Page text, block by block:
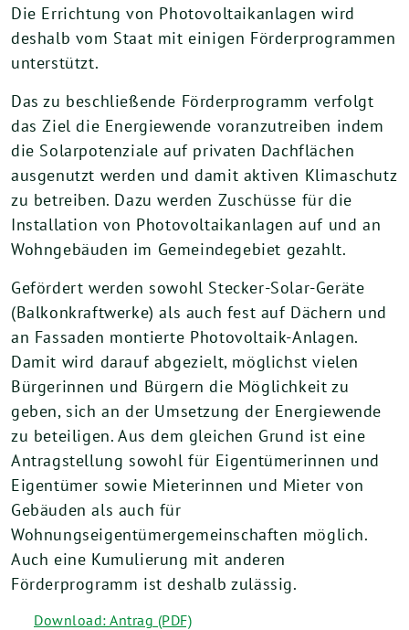
Die Errichtung von Photovoltaikanlagen wird
deshalb vom Staat mit einigen Förderprogrammen
unterstützt.
Das zu beschließende Förderprogramm verfolgt
das Ziel die Energiewende voranzutreiben indem
die Solarpotenziale auf privaten Dachflächen
ausgenutzt werden und damit aktiven Klimaschutz
zu betreiben. Dazu werden Zuschüsse für die
Installation von Photovoltaikanlagen auf und an
Wohngebäuden im Gemeindegebiet gezahlt.
Gefördert werden sowohl Stecker-Solar-Geräte
(Balkonkraftwerke) als auch fest auf Dächern und
an Fassaden montierte Photovoltaik-Anlagen.
Damit wird darauf abgezielt, möglichst vielen
Bürgerinnen und Bürgern die Möglichkeit zu
geben, sich an der Umsetzung der Energiewende
zu beteiligen. Aus dem gleichen Grund ist eine
Antragstellung sowohl für Eigentümerinnen und
Eigentümer sowie Mieterinnen und Mieter von
Gebäuden als auch für
Wohnungseigentümergemeinschaften möglich.
Auch eine Kumulierung mit anderen
Förderprogramm ist deshalb zulässig.
Download: Antrag (PDF)